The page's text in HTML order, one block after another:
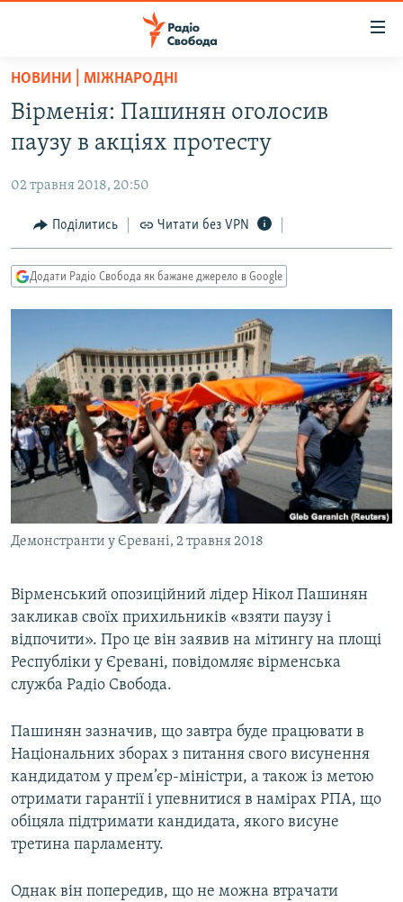
Перейти
основного
матеріалу
Перейти
до
навігації
Перейти
до
ВСЕ ЗА ДОБУ
СТАТТІ
ПОЛІТИКА
ЕКОНОМІКА
КУЛЬТУРА
УКРАЇНА
СВІТ
ВІЙНА
РОСІЙСЬКА «ФІЛЬТРАЦІЯ»
КРИМ.РЕАЛІЇ
СХЕМИ
КИТАЙ.ВИКЛИКИ
МУЛЬТИМЕДІА
ФОТО
СПЕЦПРОЄКТИ
РУС
УКР
КТАТ
Усі сайти RFE/RL
НОВИНИ | МІЖНАРОДНІ
Вірменія: Пашинян оголосив
паузу в акціях протесту
02 травня 2018, 20:50
Поділитись Читати без VPN
Додати Радіо Свобода як бажане джерело в Google
Демонстранти у Єревані, 2 травня 2018
Вірменський опозиційний лідер Нікол Пашинян
закликав своїх прихильників «взяти паузу і
відпочити». Про це він заявив на мітингу на площі
Республіки у Єревані, повідомляє вірменська
служба Радіо Свобода.
Пашинян зазначив, що завтра буде працювати в
Національних зборах з питання свого висунення
кандидатом у прем’єр-міністри, а також із метою
отримати гарантії і упевнитися в намірах РПА, що
обіцяла підтримати кандидата, якого висуне
третина парламенту.
Однак він попередив, що не можна втрачати